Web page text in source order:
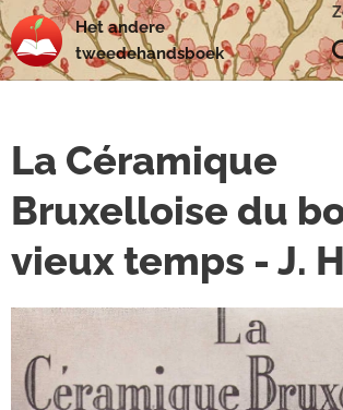
Hetandere
tweedehandsboek
La Céramique
Bruxelloise du
vieux temps - J.